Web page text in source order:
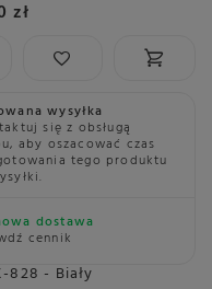
zł
wysyłka
się z obsługą
aby oszacować czas
tego produktu
dostawa
cennik
828 - Biały